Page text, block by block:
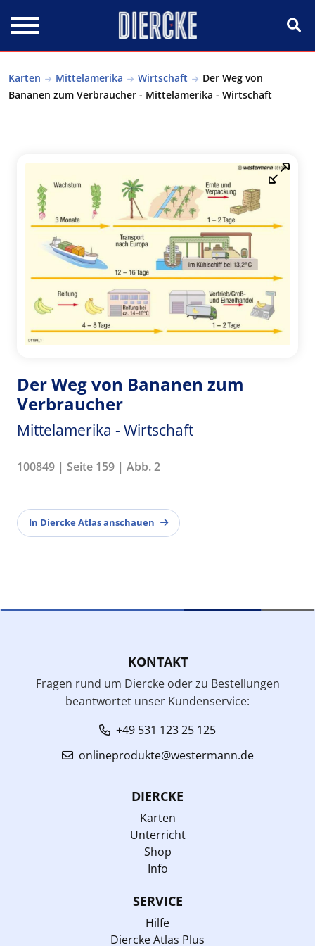
Karten Mittelamerika Wirtschaft
Der Weg von
Bananen zum Verbraucher - Mittelamerika - Wirtschaft
Der Weg von Bananen zum
Verbraucher
Mittelamerika - Wirtschaft
100849 | Seite 159 | Abb. 2
In Diercke Atlas anschauen
KONTAKT
Fragen rund um Diercke oder zu Bestellungen
beantwortet unser Kundenservice:
+49 531 123 25 125
onlineprodukte@westermann.de
DIERCKE
Karten
Unterricht
Shop
Info
SERVICE
Hilfe
Diercke Atlas Plus